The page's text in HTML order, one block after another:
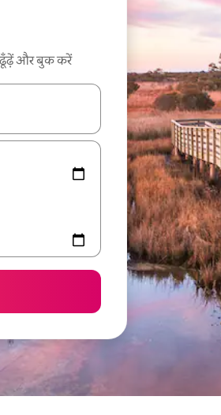
ढूँढ़ें और बुक करें
की' का इस्तेमाल करके नेविगेट करें या टच या